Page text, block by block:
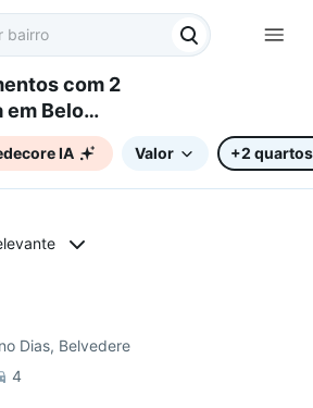
com 2
IA Valor +2 quartos
Dias, Belvedere
4